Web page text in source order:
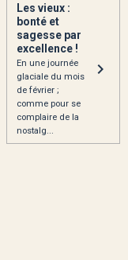
Les vieux :
bonté et
sagesse par
excellence !
En une journée
glaciale du mois
de février ;
comme pour se
complaire de la
nostalg...